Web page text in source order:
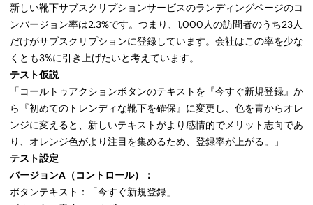
新しい靴下サブスクリプションサービスのランディングページのコ
ンバージョン率は2.3%です。つまり、1,000人の訪問者のうち23人
だけがサブスクリプションに登録しています。会社はこの率を少な
くとも3%に引き上げたいと考えています。
テスト仮説
「コールトゥアクションボタンのテキストを『今すぐ新規登録』か
ら『初めてのトレンディな靴下を確保』に変更し、色を青からオレ
ンジに変えると、新しいテキストがより感情的でメリット志向であ
り、オレンジ色がより注目を集めるため、登録率が上がる。」
テスト設定
バージョンA（コントロール）：
ボタンテキスト：「今すぐ新規登録」